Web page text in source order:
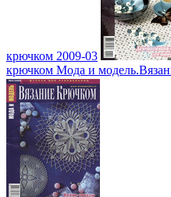
крючком 2009-03
крючком Мода и